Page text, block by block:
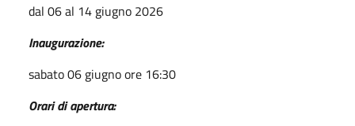
dal 06 al 14 giugno 2026
Inaugurazione:
sabato 06 giugno ore 16:30
Orari di apertura: